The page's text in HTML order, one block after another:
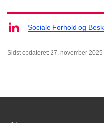
Sociale Forhold og
Sidst opdateret: 27. november 2025